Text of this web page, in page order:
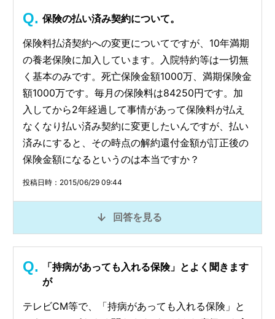
保険の払い済み契約について。
保険料払済契約への変更についてですが、10年満期
の養老保険に加入しています。入院特約等は一切無
く基本のみです。死亡保険金額1000万、満期保険金
額1000万です。毎月の保険料は84250円です。加
入してから2年経過して事情があって保険料が払え
なくなり払い済み契約に変更したいんですが、払い
済みにすると、その時点の解約還付金額が訂正後の
保険金額になるというのは本当ですか？
投稿日時：2015/06/29 09:44
回答を見る
「持病があっても入れる保険」とよく聞きます
が
テレビCM等で、「持病があっても入れる保険」と